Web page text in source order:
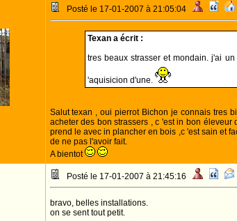
Posté le 17-01-2007 à 21:05:04
Texan a écrit :
tres beaux strasser et mondain. j'ai
'aquisicion d'une.
Salut texan , oui pierrot Bichon je connais tres
acheter des bon strassers , c 'est in bon
prend le avec in plancher en bois ,c 'est sain et
de ne pas l'avoir fait.
A bientot
Posté le 17-01-2007 à 21:45:16
bravo, belles installations.
on se sent tout petit.